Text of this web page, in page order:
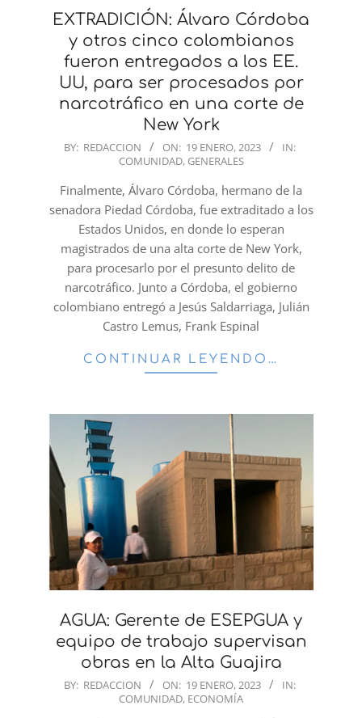
EXTRADICIÓN: Álvaro Córdoba
y otros cinco colombianos
fueron entregados a los EE.
UU, para ser procesados por
narcotráfico en una corte de
New York
2023-
19
BY: REDACCION ON: 19 ENERO, 2023
IN:
COMUNIDAD, GENERALES
Finalmente, Álvaro Córdoba, hermano de la
senadora Piedad Córdoba, fue extraditado a los
Estados Unidos, en donde lo esperan
magistrados de una alta corte de New York,
para procesarlo por el presunto delito de
narcotráfico. Junto a Córdoba, el gobierno
colombiano entregó a Jesús Saldarriaga, Julián
Castro Lemus, Frank Espinal
CONTINUAR LEYENDO…
AGUA: Gerente de ESEPGUA y
equipo de trabajo supervisan
obras en la Alta Guajira
2023-
BY: REDACCION ON: 19 ENERO, 2023
IN:
COMUNIDAD, ECONOMÍA